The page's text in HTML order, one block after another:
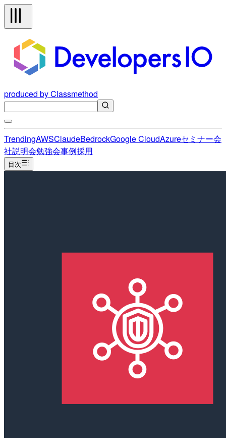
produced by Classmethod
TrendingAWSClaudeBedrockGoogle CloudAzureセミナー会
社説明会勉強会事例採用
目次